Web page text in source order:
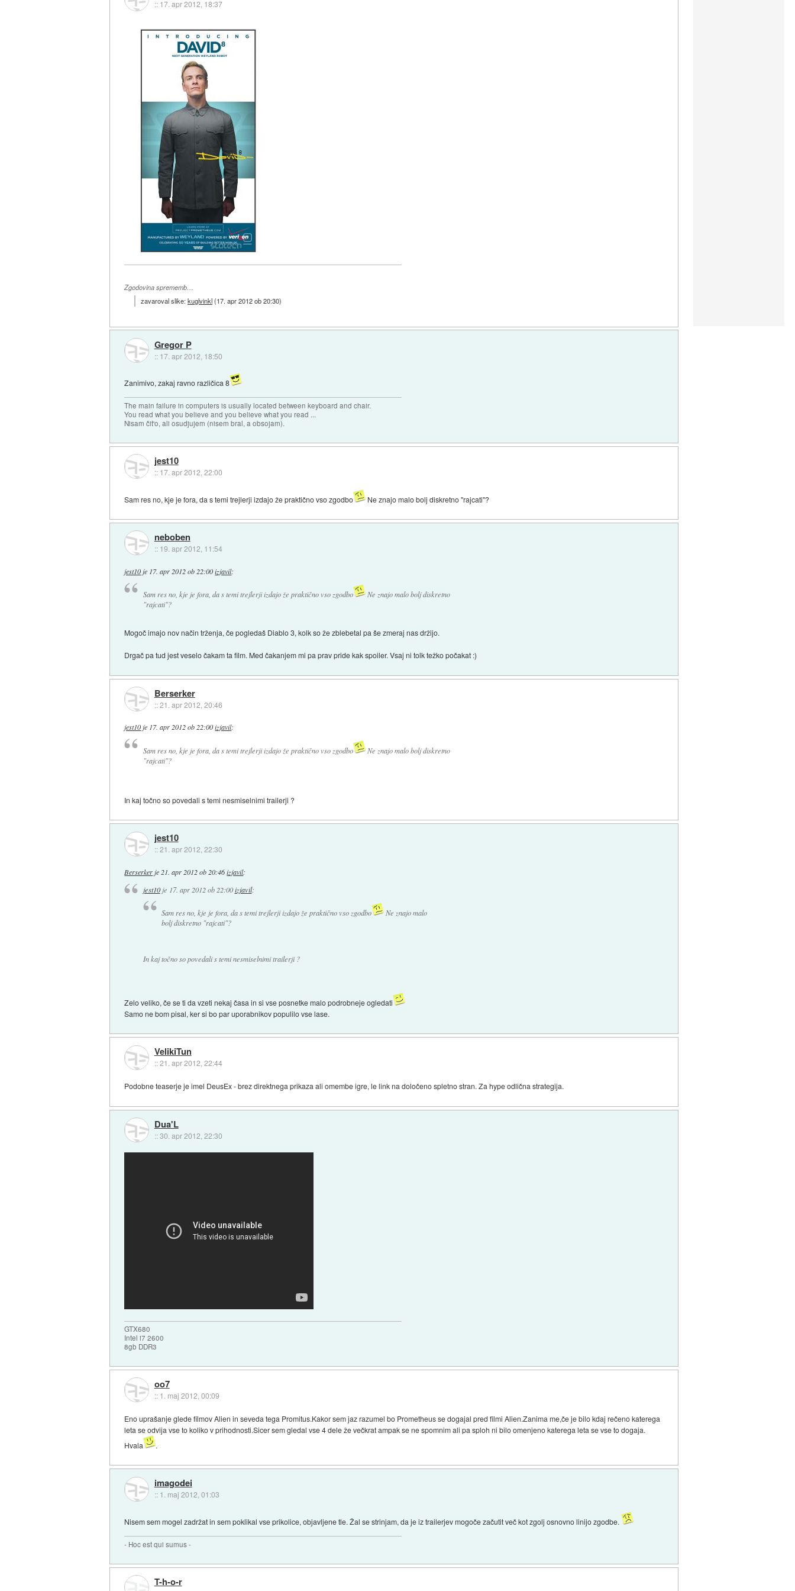
:: 17. apr 2012, 18:37
Zgodovina sprememb…
zavaroval slike:kuglvinkl(17. apr 2012 ob 20:30)
Gregor P
:: 17. apr 2012, 18:50
Zanimivo, zakaj ravno različica 8
The main failure in computers is usually located between keyboard and chair.
You read what you believe and you believe what you read ...
Nisam čit'o, ali osudjujem (nisem bral, a obsojam).
jest10
:: 17. apr 2012, 22:00
Sam res no, kje je fora, da s temi trejlerji izdajo že praktično vso zgodbo Ne znajo malo bolj diskretno "rajcati"?
neboben
:: 19. apr 2012, 11:54
jest10 je 17. apr 2012 ob 22:00 izjavil:
Sam res no, kje je fora, da s temi trejlerji izdajo že praktično vso zgodbo
Ne znajo malo bolj diskretno
"rajcati"?
Mogoč imajo nov način trženja, če pogledaš Diablo 3, kolk so že zblebetal pa še zmeraj nas držijo.
Drgač pa tud jest veselo čakam ta film. Med čakanjem mi pa prav pride kak spoiler. Vsaj ni tolk težko počakat :)
Berserker
::21. apr 2012, 20:46
jest10je 17. apr 2012 ob 22:00 izjavil:
Sam res no, kje je fora, da s temi trejlerji izdajo že praktično vso zgodbo
Ne znajo malo bolj diskretno
"rajcati"?
In kaj točno so povedali s temi nesmiselnimi trailerji ?
jest10
::21. apr 2012, 22:30
Berserker je 21. apr 2012 ob 20:46 izjavil:
jest10je 17. apr 2012 ob 22:00 izjavil:
Sam res no, kje je fora, da s temi trejlerji izdajo že praktično vso zgodbo
Ne znajo malo
bolj diskretno "rajcati"?
In kaj točno so povedali s temi nesmiselnimi trailerji ?
Zelo veliko, če se ti da vzeti nekaj časa in si vse posnetke malo podrobneje ogledati
Samo ne bom pisal, ker si bo par uporabnikov populilo vse lase.
VelikiTun
::21. apr 2012, 22:44
Podobne teaserje je imel DeusEx - brez direktnega prikaza ali omembe igre, le link na določeno spletno stran. Za hype odlična strategija.
Dua'L
::30. apr 2012, 22:30
GTX680
Intel i7 2600
8gb DDR3
oo7
:: 1. maj 2012, 00:09
Eno uprašanje glede filmov Alien in seveda tega Promitus.Kakor sem jaz razumel bo Prometheus se dogajal pred filmi Alien.Zanima me,če je bilo kdaj rečeno katerega
leta se odvija vse to koliko v prihodnosti.Sicer sem gledal vse 4 dele že večkrat ampak se ne spomnim ali pa sploh ni bilo omenjeno katerega leta se vse to dogaja.
Hvala
.
imagodei
:: 1. maj 2012, 01:03
Nisem sem mogel zadržat in sem poklikal vse prikolice, objavljene tle. Žal se strinjam, da je iz trailerjev mogoče začutit več kot zgolj osnovno linijo zgodbe.
- Hoc est qui sumus -
T-h-o-r